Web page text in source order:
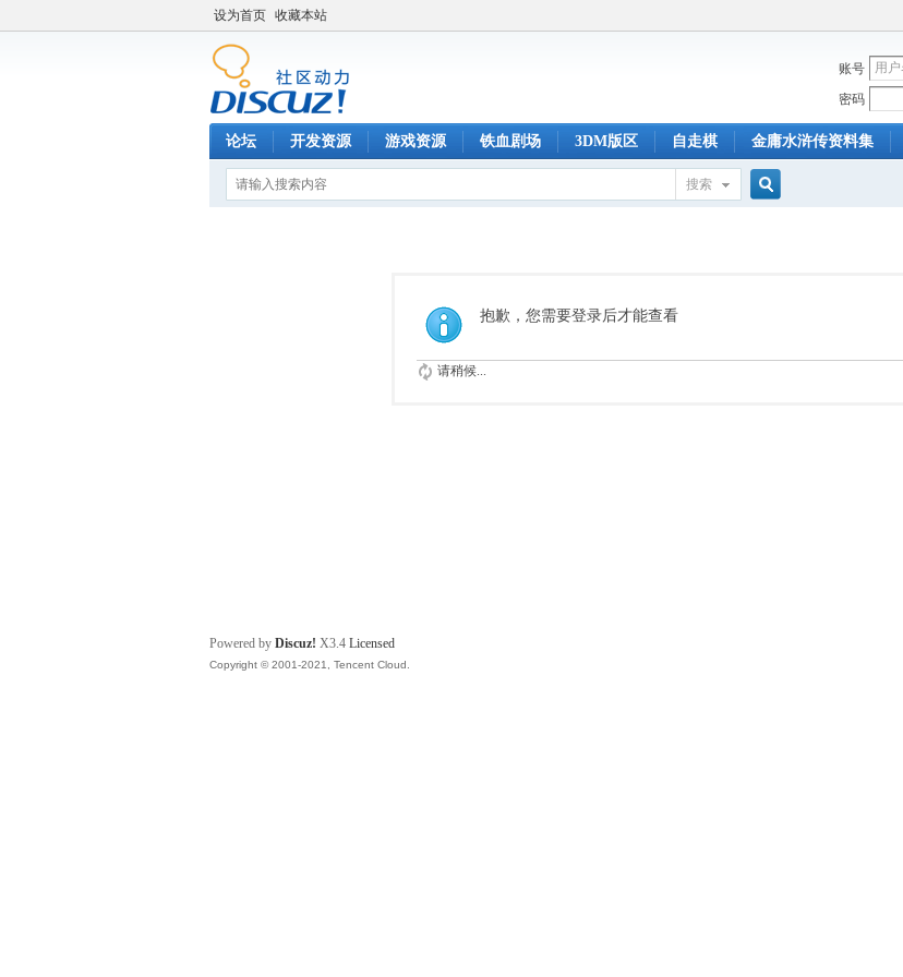
设为首页 收藏本站
账号
密码
论坛 开发资源 游戏资源 铁血剧场 3DM版区 自走棋 金庸水浒传资料集
搜索
抱歉，您需要登录后才能查看
请稍候...
Powered by Discuz! X3.4 Licensed
Copyright © 2001-2021, Tencent Cloud.